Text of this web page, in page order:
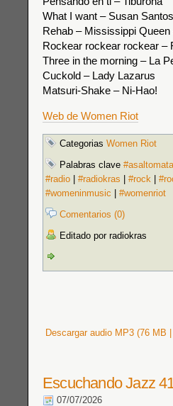
What I want – Susan Santos
Rehab – Mississippi
Rockear rockear rockear –
Three in the morning – La
Cuckold – Lady Lazarus
Matsuri-Shake – Ni-Hao!
Web de Women Riot
Categorias Women Riot
Palabras clave
#radio
#radiokras #rock
#womeninmusic
#womenriot
Comentarios (0)
Editado por radiokras
Descargar audio MP3 (76 MB
Escuchando Jazz
07/07/2026